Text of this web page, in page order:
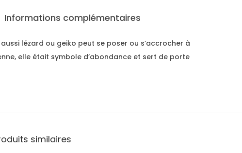
Informations complémentaires
lézard ou geiko peut se poser ou s’accrocher à
elle était symbole d’abondance et sert de porte
similaires